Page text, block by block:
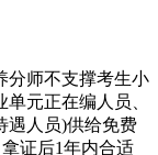
师不支撑考生小
元正在编人员、
遇人员)供给免费
证后1年内合适